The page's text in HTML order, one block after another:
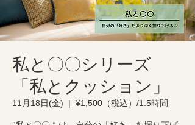
私と〇〇シリーズ
「私とクッション」
11月18日(金)
  |
¥1,500（税込）/1.5時間